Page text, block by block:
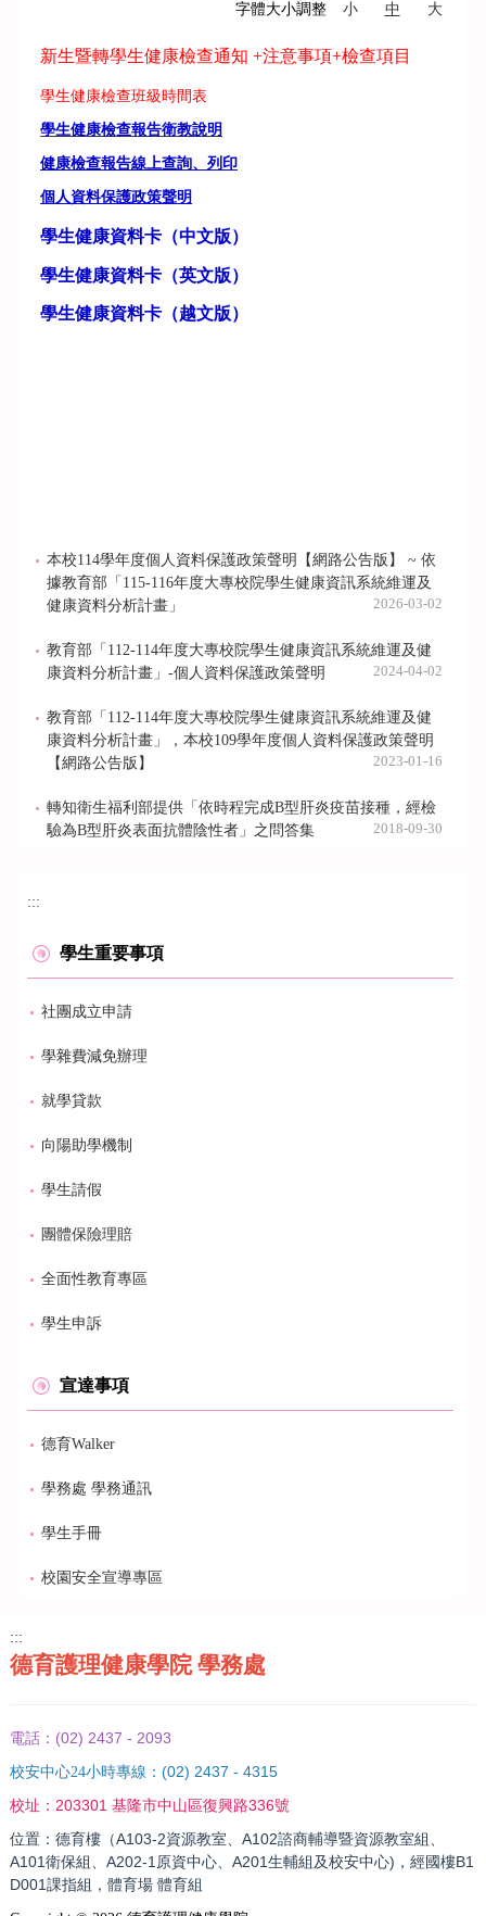
字體大小調整 小 中 大
新生暨轉學生健康檢查通知 +注意事項+檢查項目
學生健康檢查班級時間表
學生健康檢查報告衛教說明
健康檢查報告線上查詢、列印
個人資料保護政策聲明
學生健康資料卡 （中文版）
學生健康資料卡 （英文版）
學生健康資料卡 （越文版）
本校114學年度個人資料保護政策聲明【網路公告版】 ~ 依
據教育部「115-116年度大專校院學生健康資訊系統維運及
健康資料分析計畫」
2026-03-02
教育部「112-114年度大專校院學生健康資訊系統維運及健
康資料分析計畫」-個人資料保護政策聲明
2024-04-02
教育部「112-114年度大專校院學生健康資訊系統維運及健
康資料分析計畫」，本校109學年度個人資料保護政策聲明
【網路公告版】
2023-01-16
轉知衛生福利部提供「依時程完成B型肝炎疫苗接種，經檢
驗為B型肝炎表面抗體陰性者」之問答集
2018-09-30
:::
學生重要事項
社團成立申請
學雜費減免辦理
就學貸款
向陽助學機制
學生請假
團體保險理賠
全面性教育專區
學生申訴
宣達事項
德育Walker
學務處 學務通訊
學生手冊
校園安全宣導專區
:::
德育護理健康學院 學務處
電話： (02) 2437 - 2093
校安中心24小時專線： (02) 2437 - 4315
校址： 203301 基隆市中山區復興路336號
位置：德育樓（A103-2資源教室、A102諮商輔導暨資源教室組、
A101衛保組、A202-1原資中心、A201生輔組及校安中心)，經國樓B1
D001課指組，體育場 體育組